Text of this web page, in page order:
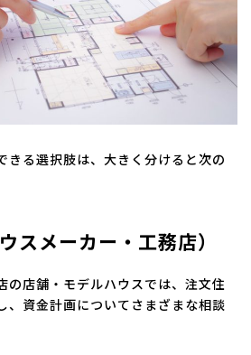
きる選択肢は、大きく分けると次の
メーカー・工務店）
の店舗・モデルハウスでは、注文住
、資金計画についてさまざまな相談